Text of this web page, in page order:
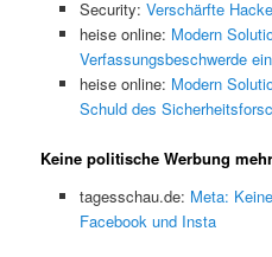
Security: Verschärfte
heise online: Modern
Verfassungsbeschwerde ein
heise online: Modern
Schuld des
Keine politische Werbung
tagesschau.de: Meta:
Facebook und Insta